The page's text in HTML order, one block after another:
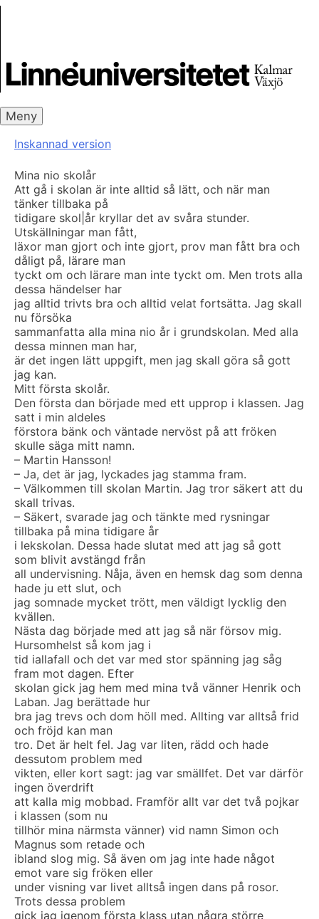
Meny
Inskannad version
Mina nio skolår
Att gå i skolan är inte alltid så lätt, och när man
tänker tillbaka på
tidigare skol|år kryllar det av svåra stunder.
Utskällningar man fått,
läxor man gjort och inte gjort, prov man fått bra och
dåligt på, lärare man
tyckt om och lärare man inte tyckt om. Men trots alla
dessa händelser har
jag alltid trivts bra och alltid velat fortsätta. Jag skall
nu försöka
sammanfatta alla mina nio år i grundskolan. Med alla
dessa minnen man har,
är det ingen lätt uppgift, men jag skall göra så gott
jag kan.
Mitt första skolår.
Den första dan började med ett upprop i klassen. Jag
satt i min aldeles
förstora bänk och väntade nervöst på att fröken
skulle säga mitt namn.
– Martin Hansson!
– Ja, det är jag, lyckades jag stamma fram.
– Välkommen till skolan Martin. Jag tror säkert att du
skall trivas.
– Säkert, svarade jag och tänkte med rysningar
tillbaka på mina tidigare år
i lekskolan. Dessa hade slutat med att jag så gott
som blivit avstängd från
all undervisning. Nåja, även en hemsk dag som denna
hade ju ett slut, och
jag somnade mycket trött, men väldigt lycklig den
kvällen.
Nästa dag började med att jag så när försov mig.
Hursomhelst så kom jag i
tid iallafall och det var med stor spänning jag såg
fram mot dagen. Efter
skolan gick jag hem med mina två vänner Henrik och
Laban. Jag berättade hur
bra jag trevs och dom höll med. Allting var alltså frid
och fröjd kan man
tro. Det är helt fel. Jag var liten, rädd och hade
dessutom problem med
vikten, eller kort sagt: jag var smällfet. Det var därför
ingen överdrift
att kalla mig mobbad. Framför allt var det två pojkar
i klassen (som nu
tillhör mina närmsta vänner) vid namn Simon och
Magnus som retade och
ibland slog mig. Så även om jag inte hade något
emot vare sig fröken eller
under visning var livet alltså ingen dans på rosor.
Trots dessa problem
gick jag igenom första klass utan några större